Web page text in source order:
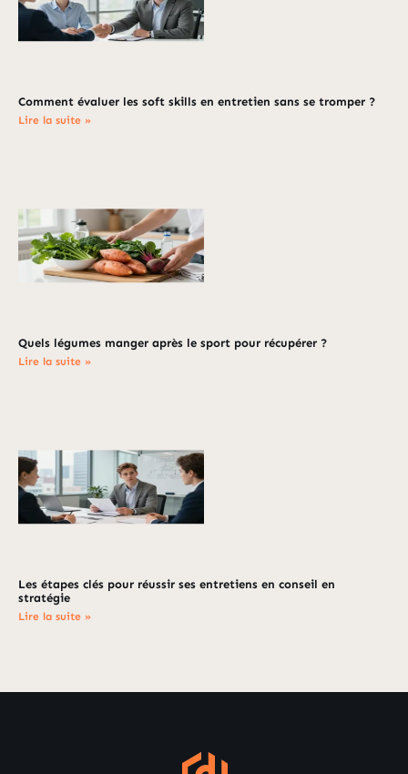
Comment évaluer les soft skills en entretien sans se tromper ?
Lire la suite »
Quels légumes manger après le sport pour récupérer ?
Lire la suite »
Les étapes clés pour réussir ses entretiens en conseil en
stratégie
Lire la suite »